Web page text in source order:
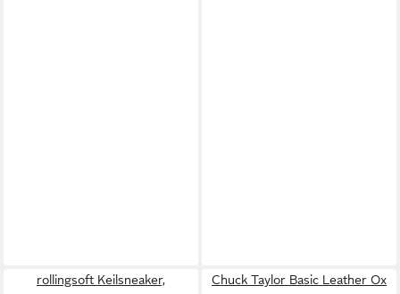
rollingsoft Keilsneaker,
Chuck Taylor Basic Leather Ox